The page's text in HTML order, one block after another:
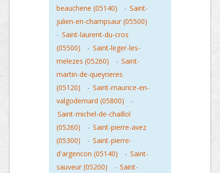
beauchene (05140)
- Saint-
julien-en-champsaur (05500)
- Saint-laurent-du-cros
(05500)
- Saint-leger-les-
melezes (05260)
- Saint-
martin-de-queyrieres
(05120)
- Saint-maurice-en-
valgodemard (05800)
-
Saint-michel-de-chaillol
(05260)
- Saint-pierre-avez
(05300)
- Saint-pierre-
d'argencon (05140)
- Saint-
sauveur (05200)
- Saint-